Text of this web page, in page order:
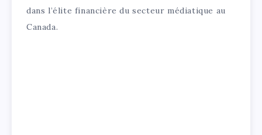
dans l’élite financière du secteur médiatique au
Canada.